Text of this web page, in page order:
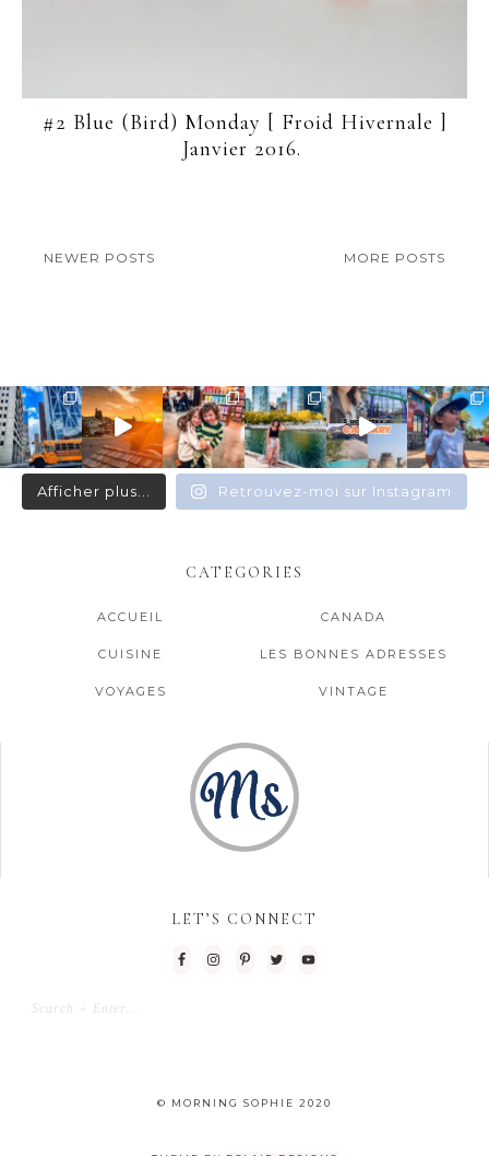
#2 Blue (Bird) Monday [ Froid Hivernale ]
Janvier 2016.
NEWER POSTS MORE POSTS
Afficher plus... Retrouvez-moi sur Instagram
CATEGORIES
ACCUEIL CANADA
CUISINE LES BONNES ADRESSES
VOYAGES VINTAGE
LET’S CONNECT
© MORNING SOPHIE 2020